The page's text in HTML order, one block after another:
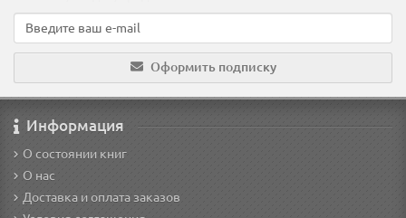
Оформить подписку
Информация
О состоянии книг
О нас
Доставка и оплата заказов